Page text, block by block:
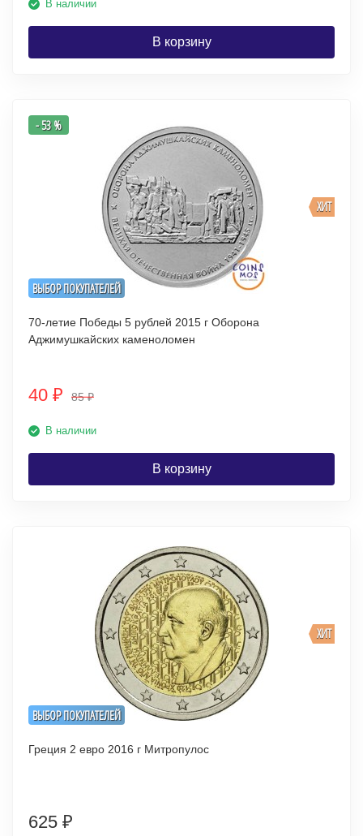
В наличии
В корзину
ВЫБОР ПОКУПАТЕЛЕЙ
ХИТ
- 53 %
70-летие Победы 5 рублей 2015 г Оборона
Аджимушкайских каменоломен
40 ₽ 85₽
В наличии
В корзину
ВЫБОР ПОКУПАТЕЛЕЙ
ХИТ
Греция 2 евро 2016 г Митропулос
625 ₽